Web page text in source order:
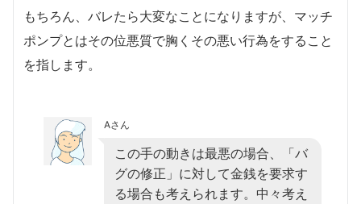
もちろん、バレたら大変なことになりますが、マッチ
ポンプとはその位悪質で胸くその悪い行為をすること
を指します。
Aさん
この手の動きは最悪の場合、「バ
グの修正」に対して金銭を要求す
る場合も考えられます。中々考え